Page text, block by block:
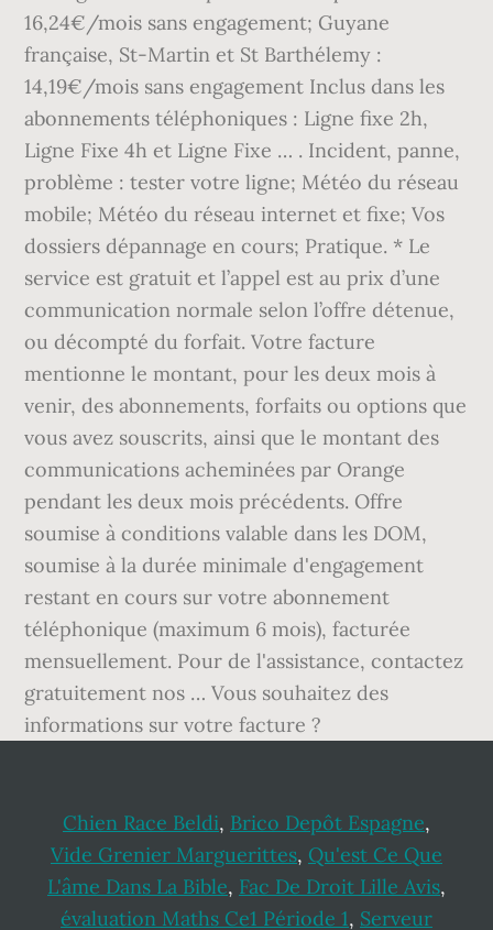
Chien Race Beldi, Brico Depôt Espagne,
Vide Grenier Marguerittes, Qu'est Ce Que
L'âme Dans La Bible, Fac De Droit Lille Avis,
évaluation Maths Ce1 Période 1, Serveur